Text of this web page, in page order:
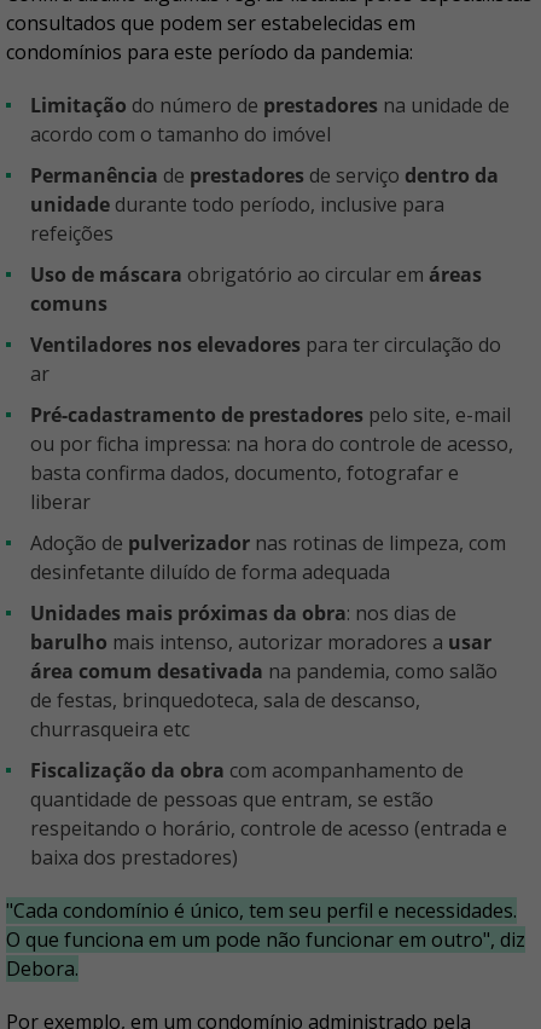
consultados que podem ser estabelecidas em
condomínios para este período da pandemia:
Limitação do número de prestadores na unidade de
acordo com o tamanho do imóvel
Permanência de prestadores de serviço dentro da
unidade durante todo período, inclusive para
refeições
Uso de máscara obrigatório ao circular em áreas
comuns
Ventiladores nos elevadores para ter circulação do
ar
Pré-cadastramento de prestadores pelo site, e-mail
ou por ficha impressa: na hora do controle de acesso,
basta confirma dados, documento, fotografar e
liberar
Adoção de pulverizador nas rotinas de limpeza, com
desinfetante diluído de forma adequada
Unidades mais próximas da obra: nos dias de
barulho mais intenso, autorizar moradores a usar
área comum desativada na pandemia, como salão
de festas, brinquedoteca, sala de descanso,
churrasqueira etc
Fiscalização da obra com acompanhamento de
quantidade de pessoas que entram, se estão
respeitando o horário, controle de acesso (entrada e
baixa dos prestadores)
"Cada condomínio é único, tem seu perfil e necessidades.
O que funciona em um pode não funcionar em outro", diz
Debora.
Por exemplo, em um condomínio administrado pela